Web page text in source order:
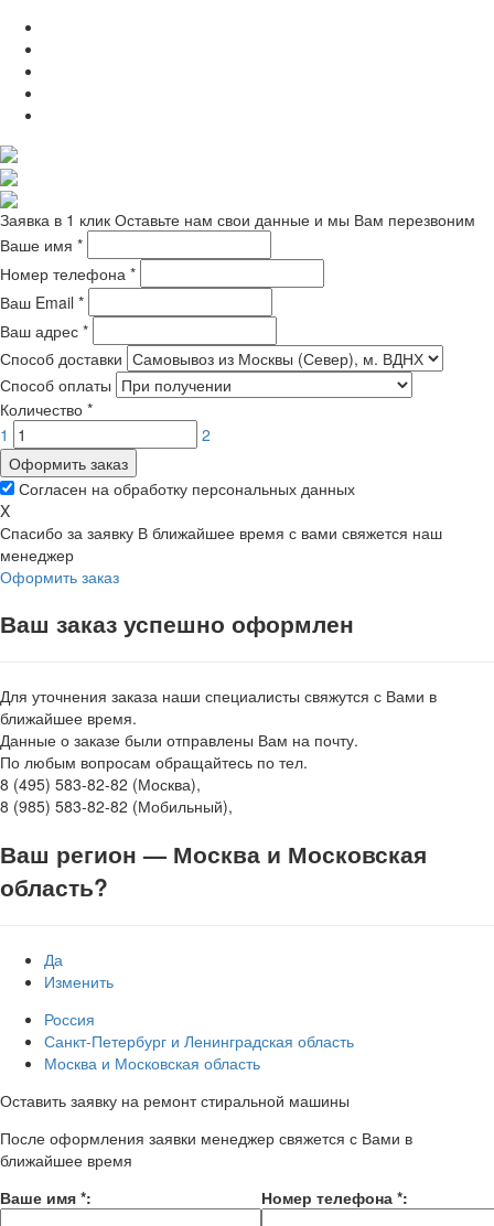
Заявка в 1 клик Оставьте нам свои данные и мы Вам перезвоним
Ваше имя *
Номер телефона *
Ваш Email *
Ваш адрес *
Способ доставки
Способ оплаты
Количество *
1
2
Оформить заказ
Согласен на обработку персональных данных
X
Спасибо за заявку В ближайшее время с вами свяжется наш
менеджер
Оформить заказ
Ваш заказ успешно оформлен
Для уточнения заказа наши специалисты свяжутся с Вами в
ближайшее время.
Данные о заказе были отправлены Вам на почту.
По любым вопросам обращайтесь по тел.
8 (495) 583-82-82 (Москва),
8 (985) 583-82-82 (Мобильный),
Ваш регион — Москва и Московская
область?
Да
Изменить
Россия
Санкт-Петербург и Ленинградская область
Москва и Московская область
Оставить заявку на ремонт стиральной машины
После оформления заявки менеджер свяжется с Вами в
ближайшее время
Ваше имя *: Номер телефона *: